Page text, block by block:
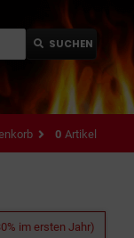
SUCHEN
0 Artikel
im ersten Jahr)